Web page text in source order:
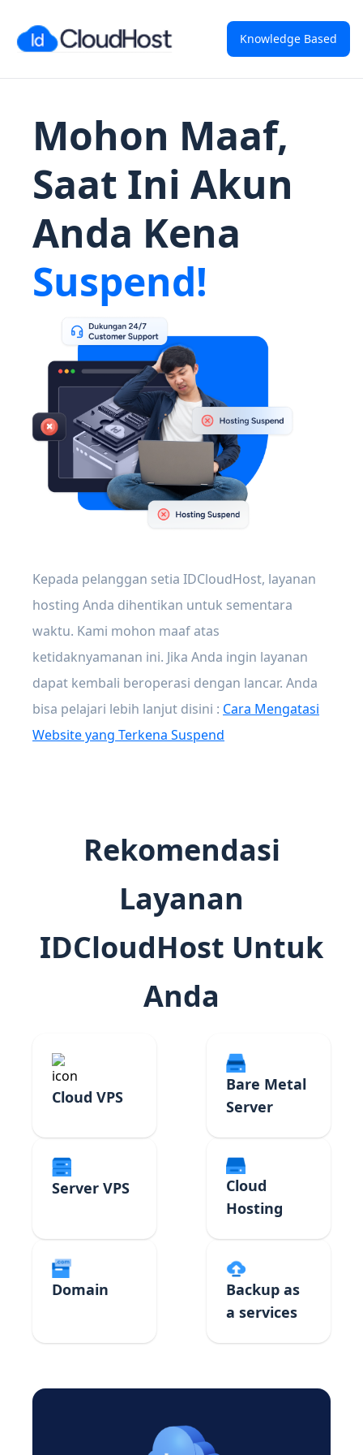
Knowledge Based
Mohon Maaf,
Saat Ini Akun
Anda Kena
Suspend!
Kepada pelanggan setia IDCloudHost, layanan
hosting Anda dihentikan untuk sementara
waktu. Kami mohon maaf atas
ketidaknyamanan ini. Jika Anda ingin layanan
dapat kembali beroperasi dengan lancar. Anda
bisa pelajari lebih lanjut disini : Cara Mengatasi
Website yang Terkena Suspend
Rekomendasi
Layanan
IDCloudHost Untuk
Anda
Cloud VPS
Bare Metal
Server
Server VPS
Cloud
Hosting
Domain
Backup as
a services